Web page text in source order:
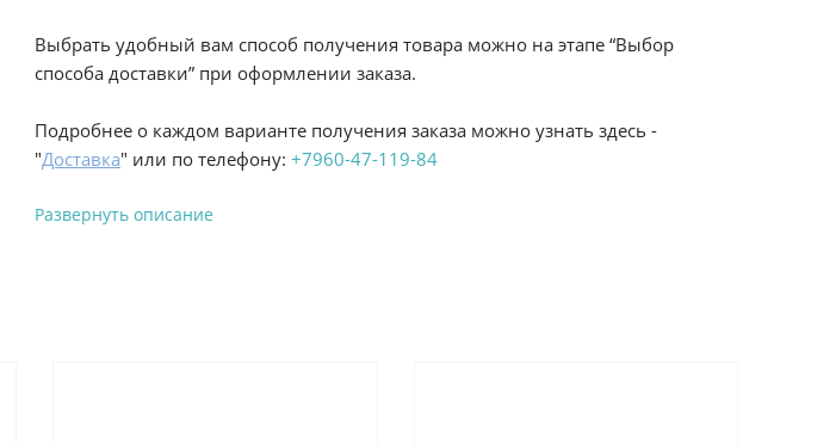
Выбрать удобный вам способ получения товара можно на этапе “Выбор
способа доставки” при оформлении заказа.
Подробнее о каждом варианте получения заказа можно узнать здесь -
"Доставка" или по телефону: +7960-47-119-84
Развернуть описание